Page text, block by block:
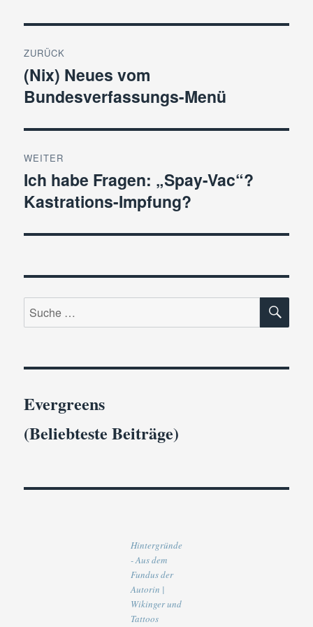
ZURÜCK
Vorheriger
Beitrag:
(Nix) Neues vom
Bundesverfassungs-Menü
WEITER
Nächster
Beitrag:
Ich habe Fragen: „Spay-Vac“?
Kastrations-Impfung?
Suche
nach:
Evergreens
(Beliebteste Beiträge)
Hintergründe
- Aus dem
Fundus der
Autorin |
Wikinger und
Tattoos